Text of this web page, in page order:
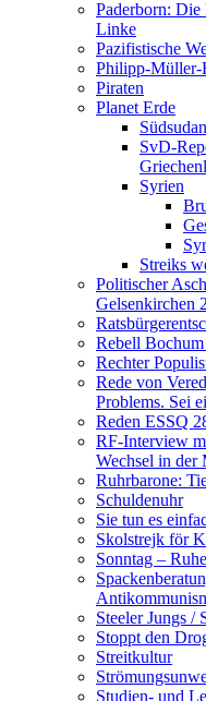
Paderborn:
Linke
Pazifistische
Philipp-Müller-
Piraten
Planet Erde
SvD-
Syrien
Streiks
Politischer
Gelsenkirchen
Rebell Bochum
Rechter
Rede von
Problems. Sei
Reden ESSQ
RF-Interview
Wechsel in der
Ruhrbarone:
Schuldenuhr
Sie tun es
Skolstrejk för
Sonntag –
Steeler Jungs /
Stoppt den
Streitkultur
Studien- und